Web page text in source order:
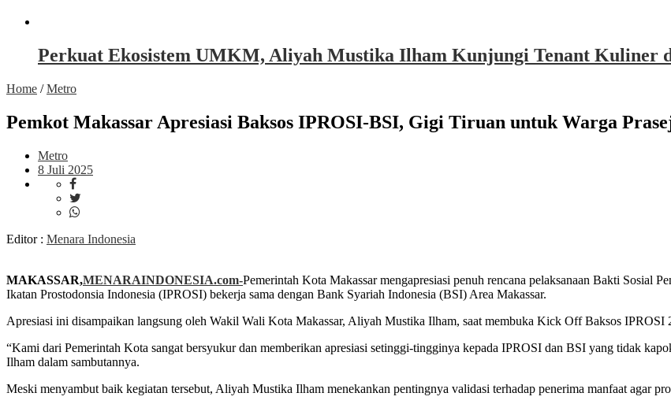
Perkuat Ekosistem UMKM, Aliyah Mustika Ilham Kunjungi Tenant Kuliner
Home /Metro
Pemkot Makassar Apresiasi Baksos IPROSI-BSI, Gigi Tiruan untuk Warga
Metro
8 Juli 2025
Editor : Menara Indonesia
MAKASSAR,MENARAINDONESIA.com-Pemerintah Kota Makassar mengapresiasi penuh rencana pelaksanaan Bakti Sosial
Ikatan Prostodonsia Indonesia (IPROSI) bekerja sama dengan Bank Syariah Indonesia (BSI) Area Makassar.
Apresiasi ini disampaikan langsung oleh Wakil Wali Kota Makassar, Aliyah Mustika Ilham, saat membuka Kick Off Baksos
“Kami dari Pemerintah Kota sangat bersyukur dan memberikan apresiasi setinggi-tingginya kepada IPROSI dan BSI yang tidak
Ilham dalam sambutannya.
Meski menyambut baik kegiatan tersebut, Aliyah Mustika Ilham menekankan pentingnya validasi terhadap penerima manfaat agar